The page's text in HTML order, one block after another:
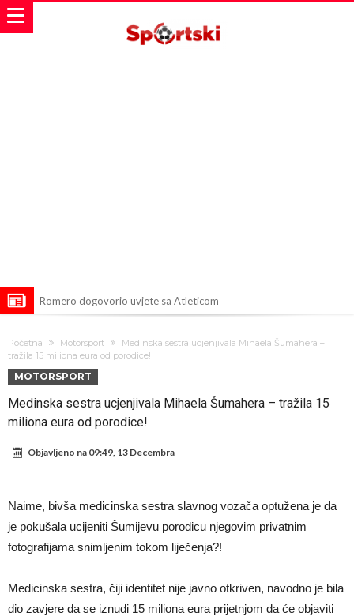
Romero dogovorio uvjete sa Atleticom
pravila
Veliko “Here we go” malo prije ponoći – Liverpool se pojačao iz
Barcelone!
Liverpool i Arsenal u borbi za igrača koji vrijedi 69 miliona eura!
Dilema više ne postoji – Datum dolaska Rodrija u Barcelonu
Ulazim na stadion da raznesem Mesija sa četiri bombe
Đani Infantino uzvraća udarac, ko ga je sve podržao do sada?
Početna Motorsport
Medinska sestra ucjenjivala Mihaela Šumahera –
tražila 15 miliona eura od porodice!
MOTORSPORT
Medinska sestra ucjenjivala Mihaela Šumahera – tražila 15
miliona eura od porodice!
Objavljeno na 09:49, 13 Decembra
Naime, bivša medicinska sestra slavnog vozača optužena je da
je pokušala ucijeniti Šumijevu porodicu njegovim privatnim
fotografijama snimljenim tokom liječenja?!
Medicinska sestra, čiji identitet nije javno otkriven, navodno je bila
dio zavjere da se iznudi 15 miliona eura prijetnjom da će objaviti